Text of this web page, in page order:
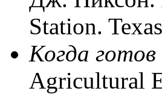
Station.
Когда готов
Agricultural